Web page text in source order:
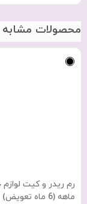
محصولات مشابه
ماهه (6 ماه تعویض)